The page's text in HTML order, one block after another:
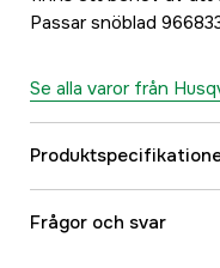
Passar snöblad
Se alla varor från
Garanti
Frågor och svar